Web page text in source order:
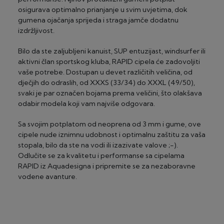
osigurava optimalno prianjanje u svim uvjetima, dok
gumena ojačanja sprijeda i straga jamče dodatnu
izdržljivost.
Bilo da ste zaljubljeni kanuist, SUP entuzijast, windsurfer ili
aktivni član sportskog kluba, RAPID cipela će zadovoljiti
vaše potrebe. Dostupan u devet različitih veličina, od
dječjih do odraslih, od XXXS (33/34) do XXXL (49/50),
svaki je par označen bojama prema veličini, što olakšava
odabir modela koji vam najviše odgovara.
Sa svojim potplatom od neoprena od 3 mm i gume, ove
cipele nude iznimnu udobnost i optimalnu zaštitu za vaša
stopala, bilo da ste na vodi ili izazivate valove ;-).
Odlučite se za kvalitetu i performanse sa cipelama
RAPID iz Aquadesigna i pripremite se za nezaboravne
vodene avanture.